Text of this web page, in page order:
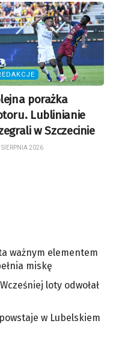
porażka
Lublinianie
w Szczecinie
SIERPNIA 2026
ważnym elementem
miskę
loty odwołał
w Lubelskiem